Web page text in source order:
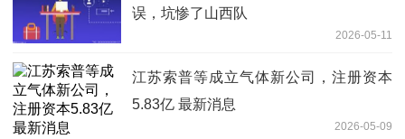
误，坑惨了山西队
2026-05-11
江苏索普等成立气体新公司，注册资本
5.83亿 最新消息
2026-05-09